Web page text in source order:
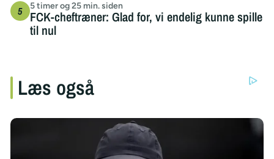
5 timer og 25 min. siden
FCK-cheftræner: Glad for, vi endelig kunne spille
til nul